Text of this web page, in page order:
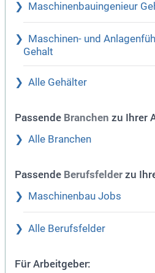
Maschinenbauingenieur
Maschinen- und
Gehalt
Alle Gehälter
Passende Branchen zu Ihrer
Alle Branchen
Passende Berufsfelder zu
Maschinenbau Jobs
Alle Berufsfelder
Für Arbeitgeber: